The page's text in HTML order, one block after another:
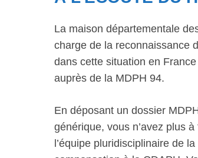
La maison départementale
charge de la reconnaissance
dans cette situation en
auprès de la MDPH 94.
En déposant un dossier
générique, vous n’avez plus
l’équipe pluridisciplinaire de